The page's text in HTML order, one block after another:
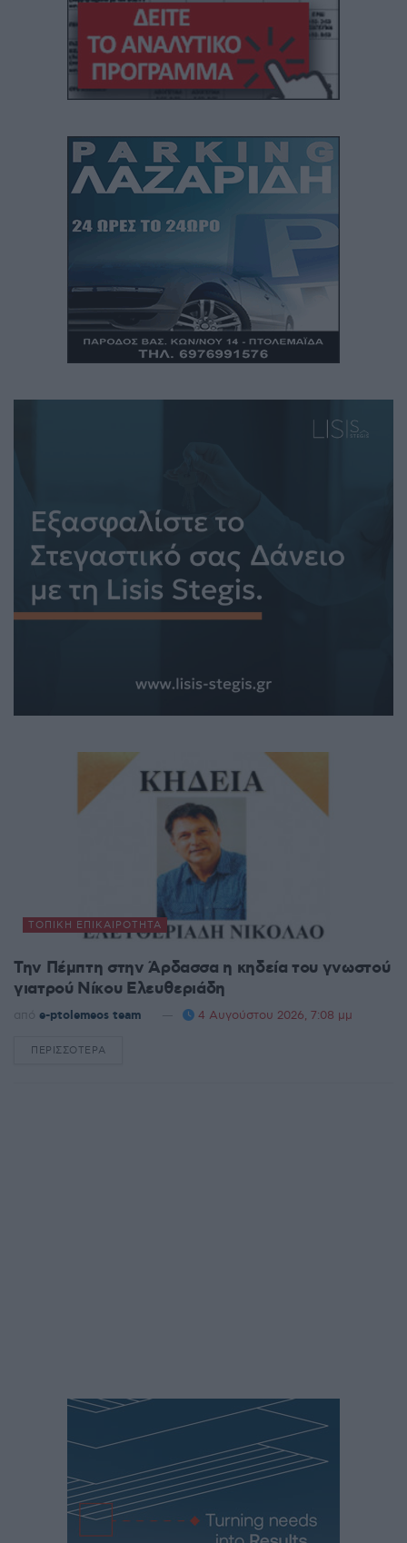
ΤΟΠΙΚΉ ΕΠΙΚΑΙΡΌΤΗΤΑ
Την Πέμπτη στην Άρδασσα η κηδεία του γνωστού
γιατρού Νίκου Ελευθεριάδη
από e-ptolemeos team 4 Αυγούστου 2026, 7:08 μμ
ΠΕΡΙΣΣΌΤΕΡΑ